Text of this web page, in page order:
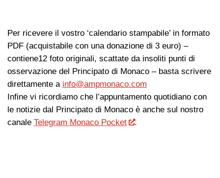
Per ricevere il vostro ‘calendario stampabile’ in formato
PDF (acquistabile con una donazione di 3 euro) –
contiene12 foto originali, scattate da insoliti punti di
osservazione del Principato di Monaco – basta scrivere
direttamente a info@ampmonaco.com
Infine vi ricordiamo che l’appuntamento quotidiano con
le notizie dal Principato di Monaco è anche sul nostro
canale Telegram Monaco Pocket .